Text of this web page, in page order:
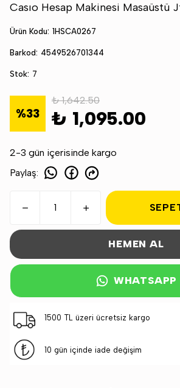
Casıo Hesap Makinesi Masaüstü
Ürün Kodu: 1HSCA0267
Barkod: 4549526701344
Stok: 7
%33
₺ 1,642.50
₺ 1,095.00
2-3 gün içerisinde kargo
Paylaş:
HEMEN AL
WHATSAPP
1500 TL üzeri ücretsiz kargo
10 gün içinde iade değişim